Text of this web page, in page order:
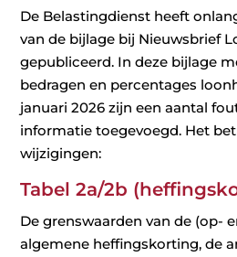
De Belastingdienst heeft
van de bijlage bij Nieuwsbrief
gepubliceerd. In deze bijlage
bedragen en percentages
januari 2026 zijn een aantal
informatie toegevoegd. Het
wijzigingen:
Tabel 2a/2b
De grenswaarden van de (op-
algemene heffingskorting, de